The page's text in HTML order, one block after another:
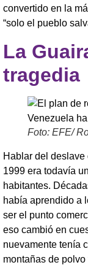
convertido en la
“solo el pueblo
La
tragedia
Foto: EFE/
Hablar del deslave
1999 era todavía
habitantes.
había aprendido a
ser el punto
eso cambió en
nuevamente tenía
montañas de polvo